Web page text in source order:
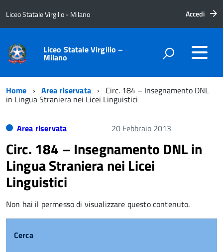
Liceo Statale Virgilio - Milano Accedi
Liceo Statale Virgilio –
Milano
Home Area riservata Circ. 184 – Insegnamento DNL
in Lingua Straniera nei Licei Linguistici
Area riservata 20 Febbraio 2013
Circ. 184 – Insegnamento DNL in
Lingua Straniera nei Licei
Linguistici
Non hai il permesso di visualizzare questo contenuto.
Cerca